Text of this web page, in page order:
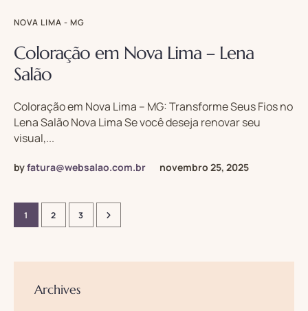
NOVA LIMA - MG
Coloração em Nova Lima – Lena
Salão
Coloração em Nova Lima – MG: Transforme Seus Fios no
Lena Salão Nova Lima Se você deseja renovar seu
visual,...
byfatura@websalao.com.br novembro 25, 2025
1 2 3
Archives